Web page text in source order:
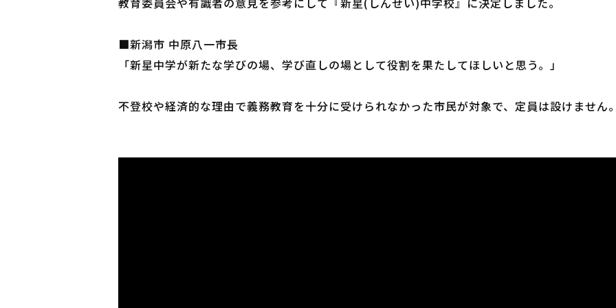
■新潟市 中原八一市長
「新星中学が新たな学びの場、学び直しの場として役割を果たしてほしいと思う。」
不登校や経済的な理由で義務教育を十分に受けられなかった市民が対象で、定員は設けません